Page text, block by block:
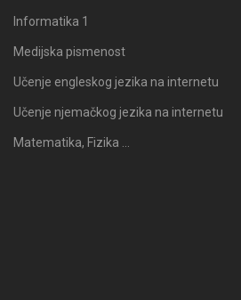
Informatika 1
Medijska pismenost
Učenje engleskog jezika na internetu
Učenje njemačkog jezika na internetu
Matematika, Fizika …